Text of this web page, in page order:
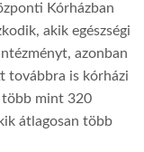
Kórházban
akik egészségi
azonban
továbbra is kórházi
több mint 320
átlagosan több